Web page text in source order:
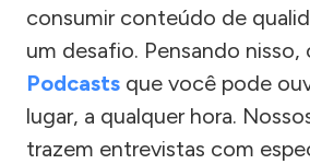
consumir conteúdo de
um desafio. Pensando nisso,
Podcasts que você pode
lugar, a qualquer hora.
trazem entrevistas com